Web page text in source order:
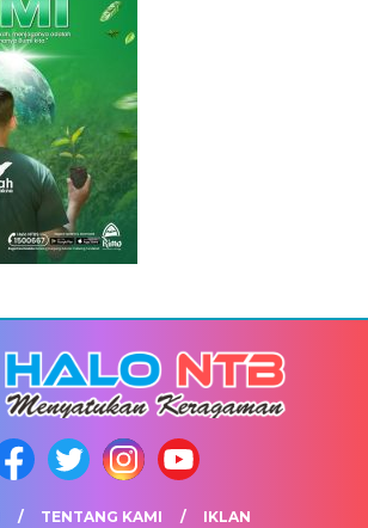
TENTANG KAMI IKLAN